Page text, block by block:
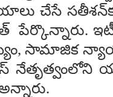
చేసే
పేర్కొన్నారు.
సామాజిక
నేతృత్వంలోని